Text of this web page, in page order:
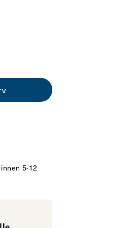
5-12